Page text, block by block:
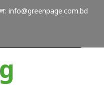
info@greenpage.com.bd